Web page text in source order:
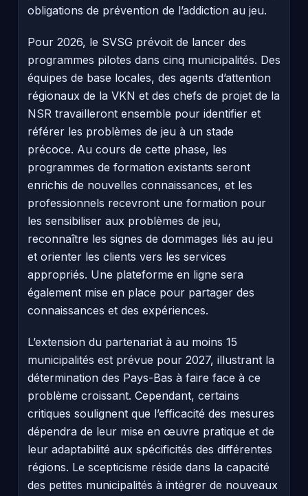
obligations de prévention de l’addiction au jeu.
Pour 2026, le SVSG prévoit de lancer des
programmes pilotes dans cinq municipalités. Des
équipes de base locales, des agents d’attention
régionaux de la VKN et des chefs de projet de la
NSR travailleront ensemble pour identifier et
référer les problèmes de jeu à un stade
précoce. Au cours de cette phase, les
programmes de formation existants seront
enrichis de nouvelles connaissances, et les
professionnels recevront une formation pour
les sensibiliser aux problèmes de jeu,
reconnaître les signes de dommages liés au jeu
et orienter les clients vers les services
appropriés. Une plateforme en ligne sera
également mise en place pour partager des
connaissances et des expériences.
L’extension du partenariat à au moins 15
municipalités est prévue pour 2027, illustrant la
détermination des Pays-Bas à faire face à ce
problème croissant. Cependant, certains
critiques soulignent que l’efficacité des mesures
dépendra de leur mise en œuvre pratique et de
leur adaptabilité aux spécificités des différentes
régions. Le scepticisme réside dans la capacité
des petites municipalités à intégrer de nouveaux